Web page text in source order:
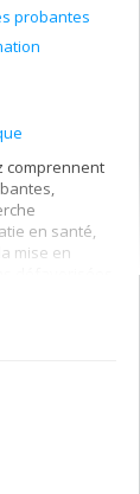
probantes
comprennent
en santé,
mise en